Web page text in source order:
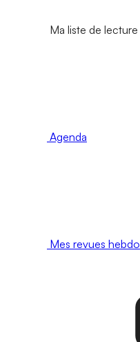
Ma liste de lecture
Agenda
Mes revues hebdo